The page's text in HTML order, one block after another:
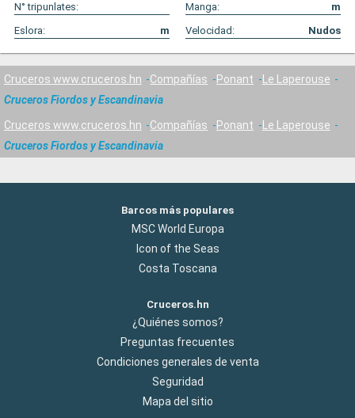
N° tripunlates:
Manga:
m
Eslora:
m Velocidad: Nudos
Cruceros www.cruceros.hn Compañías Ponant
Le Laperouse
Cruceros Fiordos y Escandinavia
Cruceros www.cruceros.hn Compañías Ponant
Le Laperouse
Cruceros Fiordos y Escandinavia
Barcos más populares
MSC World Europa
Icon of the Seas
Costa Toscana
Cruceros.hn
¿Quiénes somos?
Preguntas frecuentes
Condiciones generales de venta
Seguridad
Mapa del sitio